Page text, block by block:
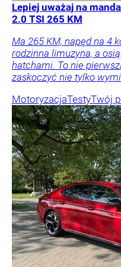
Lepiej uważaj na
2.0 TSI 265 KM
Ma 265 KM, napęd na 4
rodzinna limuzyna, a
hatchami. To nie
zaskoczyć nie tylko
MotoryzacjaTestyTwój